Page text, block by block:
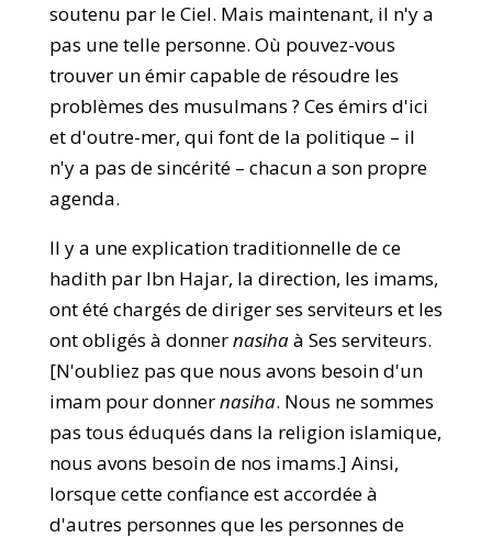
soutenu par le Ciel. Mais maintenant, il n'y a
pas une telle personne. Où pouvez-vous
trouver un émir capable de résoudre les
problèmes des musulmans ? Ces émirs d'ici
et d'outre-mer, qui font de la politique – il
n'y a pas de sincérité – chacun a son propre
agenda.
Il y a une explication traditionnelle de ce
hadith par Ibn Hajar, la direction, les imams,
ont été chargés de diriger ses serviteurs et les
ont obligés à donnernasihaà Ses serviteurs.
[N'oubliez pas que nous avons besoin d'un
imam pour donnernasiha. Nous ne sommes
pas tous éduqués dans la religion islamique,
nous avons besoin de nos imams.] Ainsi,
lorsque cette confiance est accordée à
d'autres personnes que les personnes de